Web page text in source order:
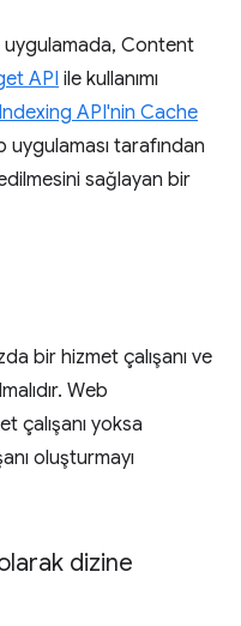
uygulamada, Content
API ile kullanımı
API'nin Cache
tarafından
sağlayan bir
bir hizmet çalışanı ve
Web
çalışanı yoksa
oluşturmayı
dizine